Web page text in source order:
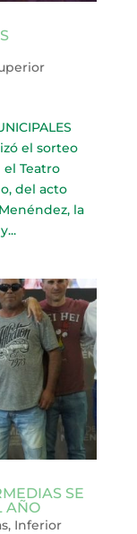
el sorteo
Teatro
del acto
la
SE
AÑO
, Inferior